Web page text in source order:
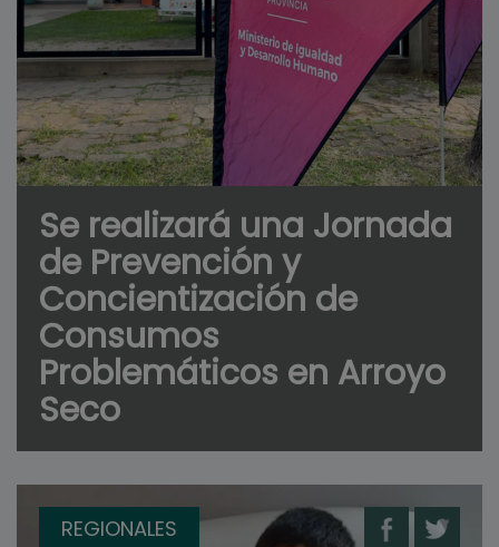
Se realizará una Jornada
de Prevención y
Concientización de
Consumos
Problemáticos en Arroyo
Seco
REGIONALES